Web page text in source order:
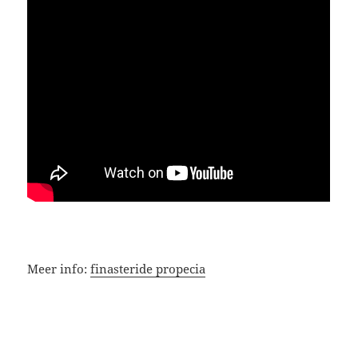
Meer info:finasteride propecia